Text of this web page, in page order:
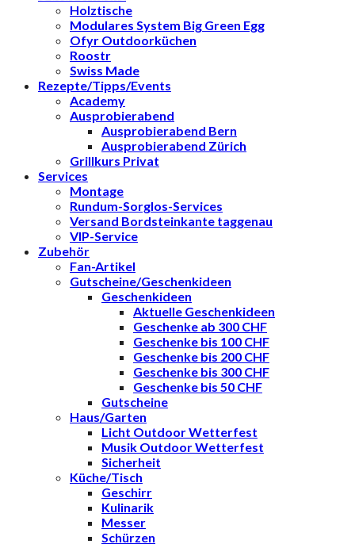
Holztische
Modulares System Big Green Egg
Ofyr Outdoorküchen
Roostr
Swiss Made
Rezepte/Tipps/Events
Academy
Ausprobierabend
Ausprobierabend Bern
Ausprobierabend Zürich
Grillkurs Privat
Services
Montage
Rundum-Sorglos-Services
Versand Bordsteinkante taggenau
VIP-Service
Zubehör
Fan-Artikel
Gutscheine/Geschenkideen
Geschenkideen
Aktuelle Geschenkideen
Geschenke ab 300 CHF
Geschenke bis 100 CHF
Geschenke bis 200 CHF
Geschenke bis 300 CHF
Geschenke bis 50 CHF
Gutscheine
Haus/Garten
Licht Outdoor Wetterfest
Musik Outdoor Wetterfest
Sicherheit
Küche/Tisch
Geschirr
Kulinarik
Messer
Schürzen